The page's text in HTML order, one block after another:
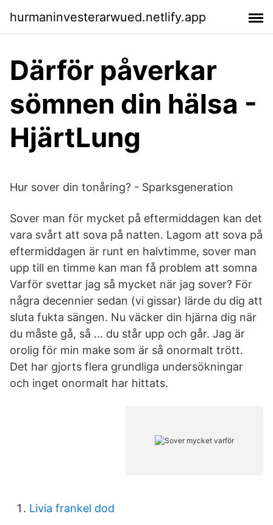
hurmaninvesterarwued.netlify.app
Därför påverkar
sömnen din hälsa -
HjärtLung
Hur sover din tonåring? - Sparksgeneration
Sover man för mycket på eftermiddagen kan det
vara svårt att sova på natten. Lagom att sova på
eftermiddagen är runt en halvtimme, sover man
upp till en timme kan man få problem att somna
Varför svettar jag så mycket när jag sover? För
några decennier sedan (vi gissar) lärde du dig att
sluta fukta sängen. Nu väcker din hjärna dig när
du måste gå, så … du står upp och går. Jag är
orolig för min make som är så onormalt trött.
Det har gjorts flera grundliga undersökningar
och inget onormalt har hittats.
Livia frankel dod